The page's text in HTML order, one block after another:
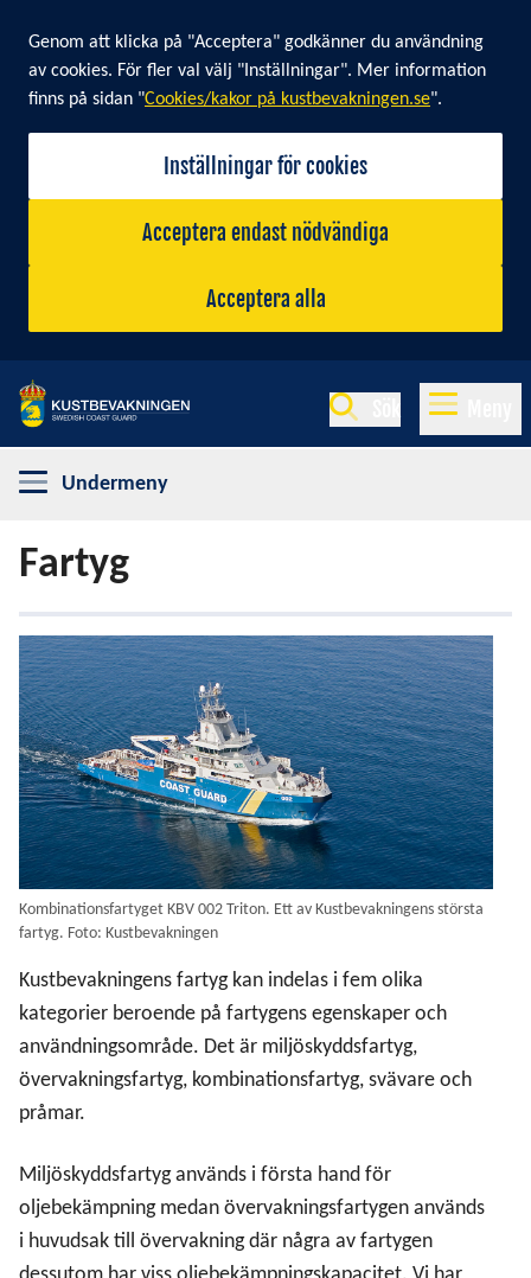
Cookie banner
Genom att klicka på "Acceptera" godkänner du användning
av cookies. För fler val välj "Inställningar". Mer information
finns på sidan "Cookies/kakor på kustbevakningen.se".
Inställningar för cookies
Acceptera endast nödvändiga
Acceptera alla
Undermeny
Flygplan
Fartyg
Kombinationsfartyget KBV 002 Triton. Ett av Kustbevakningens största
fartyg. Foto: Kustbevakningen
Kustbevakningens fartyg kan indelas i fem olika
kategorier beroende på fartygens egenskaper och
användningsområde. Det är miljöskyddsfartyg,
övervakningsfartyg, kombinationsfartyg, svävare och
pråmar.
Miljöskyddsfartyg används i första hand för
oljebekämpning medan övervakningsfartygen används
i huvudsak till övervakning där några av fartygen